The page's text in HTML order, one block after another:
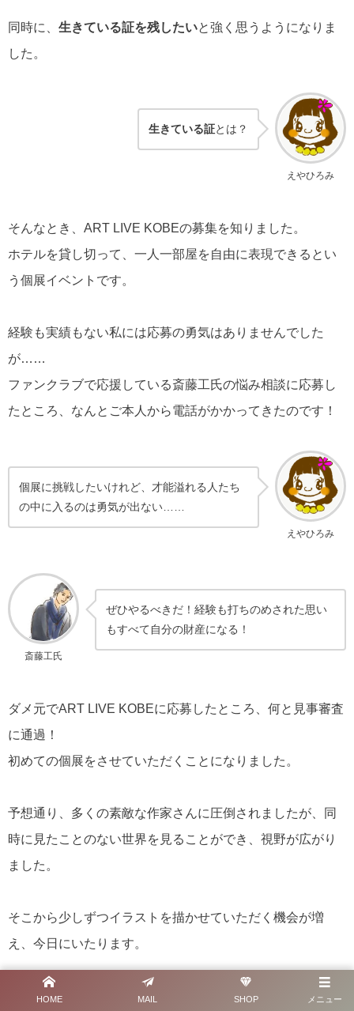
同時に、 生きている証を残したいと強く思うようになりま
した。
えやひろみ
生きている証とは？
そんなとき、ART LIVE KOBEの募集を知りました。
ホテルを貸し切って、一人一部屋を自由に表現できるとい
う個展イベントです。
経験も実績もない私には応募の勇気はありませんでした
が……
ファンクラブで応援している斎藤工氏の悩み相談に応募し
たところ、なんとご本人から電話がかかってきたのです！
えやひろみ
個展に挑戦したいけれど、才能溢れる人たち
の中に入るのは勇気が出ない……
斎藤工氏
ぜひやるべきだ！経験も打ちのめされた思い
もすべて自分の財産になる！
ダメ元でART LIVE KOBEに応募したところ、何と見事審査
に通過！
初めての個展をさせていただくことになりました。
予想通り、多くの素敵な作家さんに圧倒されましたが、同
時に見たことのない世界を見ることができ、視野が広がり
ました。
そこから少しずつイラストを描かせていただく機会が増
え、今日にいたります。
これまで知財の世界で人の財産を守るお仕事をさせていた
メニュー
HOME MAIL SHOP